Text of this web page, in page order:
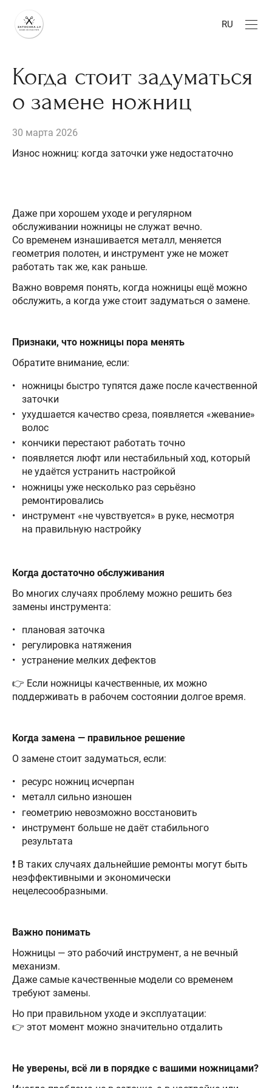
RU
Когда стоит задуматься
о замене ножниц
30 марта 2026
Износ ножниц: когда заточки уже недостаточно
Даже при хорошем уходе и регулярном
обслуживании ножницы не служат вечно.
Со временем изнашивается металл, меняется
геометрия полотен, и инструмент уже не может
работать так же, как раньше.
Важно вовремя понять, когда ножницы ещё можно
обслужить, а когда уже стоит задуматься о замене.
Признаки, что ножницы пора менять
Обратите внимание, если:
ножницы быстро тупятся даже после качественной
заточки
ухудшается качество среза, появляется «жевание»
волос
кончики перестают работать точно
появляется люфт или нестабильный ход, который
не удаётся устранить настройкой
ножницы уже несколько раз серьёзно
ремонтировались
инструмент «не чувствуется» в руке, несмотря
на правильную настройку
Когда достаточно обслуживания
Во многих случаях проблему можно решить без
замены инструмента:
плановая заточка
регулировка натяжения
устранение мелких дефектов
👉 Если ножницы качественные, их можно
поддерживать в рабочем состоянии долгое время.
Когда замена — правильное решение
О замене стоит задуматься, если:
ресурс ножниц исчерпан
металл сильно изношен
геометрию невозможно восстановить
инструмент больше не даёт стабильного
результата
❗ В таких случаях дальнейшие ремонты могут быть
неэффективными и экономически
нецелесообразными.
Важно понимать
Ножницы — это рабочий инструмент, а не вечный
механизм.
Даже самые качественные модели со временем
требуют замены.
Но при правильном уходе и эксплуатации:
👉 этот момент можно значительно отдалить
Не уверены, всё ли в порядке с вашими ножницами?